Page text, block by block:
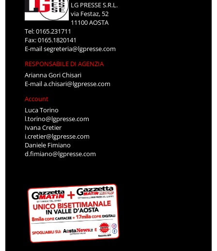
LG PRESSE S.R.L.
via Festaz, 52
11100 AOSTA
Tel: 0165.231711
Fax: 0165.1820141
E-mailsegreteria@lgpresse.com
RESPONSABILE DI AGENZIA
Arianna Gori Chisari
E-maila.chisari@lgpresse.com
Account
Luca Torino
l.torino@lgpresse.com
Ivana Cretier
i.cretier@lgpresse.com
Daniele Fimiano
d.fimiano@lgpresse.com